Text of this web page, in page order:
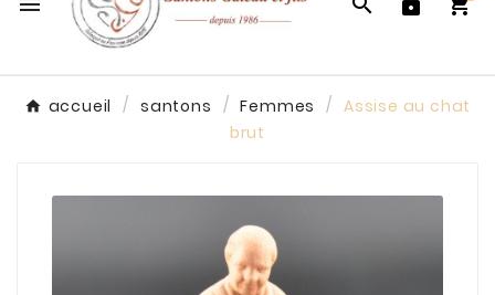
accueil santons Femmes
Assise au chat
brut